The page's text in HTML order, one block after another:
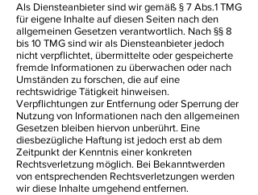
Als Diensteanbieter sind wir gemäß § 7 Abs.1 TMG
für eigene Inhalte auf diesen Seiten nach den
allgemeinen Gesetzen verantwortlich. Nach §§ 8
bis 10 TMG sind wir als Diensteanbieter jedoch
nicht verpflichtet, übermittelte oder gespeicherte
fremde Informationen zu überwachen oder nach
Umständen zu forschen, die auf eine
rechtswidrige Tätigkeit hinweisen.
Verpflichtungen zur Entfernung oder Sperrung der
Nutzung von Informationen nach den allgemeinen
Gesetzen bleiben hiervon unberührt. Eine
diesbezügliche Haftung ist jedoch erst ab dem
Zeitpunkt der Kenntnis einer konkreten
Rechtsverletzung möglich. Bei Bekanntwerden
von entsprechenden Rechtsverletzungen werden
wir diese Inhalte umgehend entfernen.